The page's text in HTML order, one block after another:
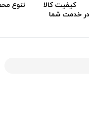
خدمت شما
کیفیت کالا تنوع